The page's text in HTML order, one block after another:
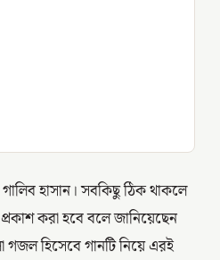
হাসান। সবকিছু ঠিক থাকলে
করা হবে বলে জানিয়েছেন
গজল হিসেবে গানটি নিয়ে এরই